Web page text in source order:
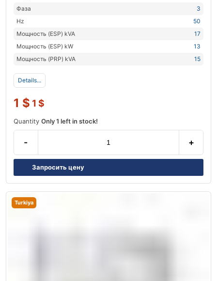
Фаза
3
Hz
50
Мощность (ESP) kVA
17
Мощность (ESP) kW
13
Мощность (PRP) kVA
15
Details...
1 $ 1 $
Quantity Only 1 left in stock!
- +
Запросить цену
Turkiya